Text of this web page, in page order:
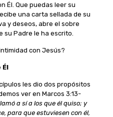
Él. Que puedas leer su
una carta sellada de su
y deseos, abre el sobre
su Padre le ha escrito.
con Jesús?
Él
les dio dos propósitos
ver en Marcos 3:13-
a sí a los que él quiso; y
para que estuviesen con él,